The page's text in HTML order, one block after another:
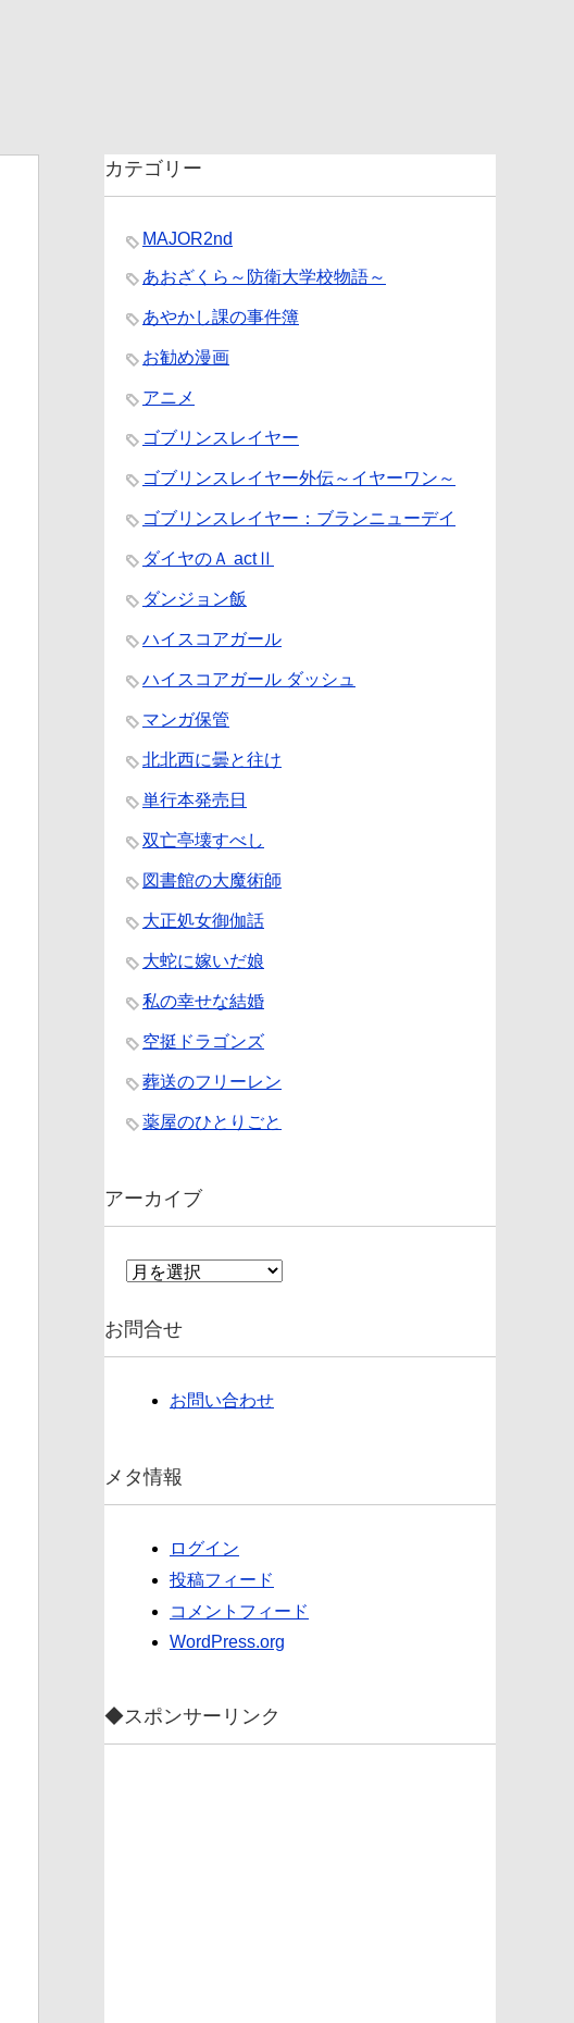
カテゴリー
MAJOR2nd
あおざくら～防衛大学校物語～
あやかし課の事件簿
お勧め漫画
アニメ
ゴブリンスレイヤー
ゴブリンスレイヤー外伝～イヤーワン～
ゴブリンスレイヤー：ブランニューデイ
ダイヤのＡ actⅡ
ダンジョン飯
ハイスコアガール
ハイスコアガール ダッシュ
マンガ保管
北北西に曇と往け
単行本発売日
双亡亭壊すべし
図書館の大魔術師
大正処女御伽話
大蛇に嫁いだ娘
私の幸せな結婚
空挺ドラゴンズ
葬送のフリーレン
薬屋のひとりごと
アーカイブ
ア
イ
ブ
お問合せ
お問い合わせ
メタ情報
ログイン
投稿フィード
コメントフィード
WordPress.org
◆スポンサーリンク